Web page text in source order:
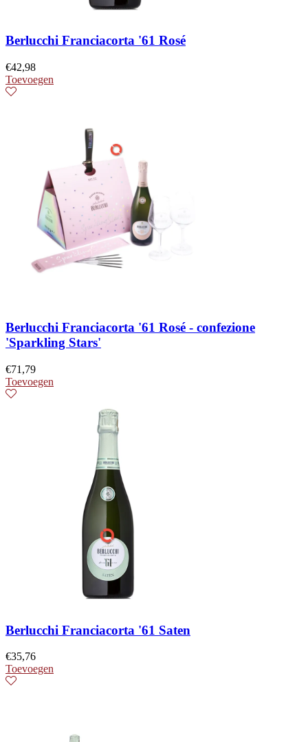
Berlucchi Franciacorta '61 Rosé
€42,98
Toevoegen
Berlucchi Franciacorta '61 Rosé - confezione
'Sparkling Stars'
€71,79
Toevoegen
Berlucchi Franciacorta '61 Saten
€35,76
Toevoegen